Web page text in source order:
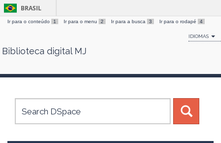
Skip
BRASIL
Ir para o conteúdo 1 Ir para o menu 2 Ir para a busca 3 Ir para o rodapé 4
IDIOMAS
Biblioteca digital MJ